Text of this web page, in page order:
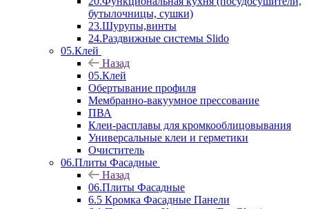
бутылочницы, сушки)
23.Шурупы,винты
24.Раздвижные системы Slido
05.Клей
Назад
05.Клей
Обертывание профиля
Мембранно-вакуумное прессование
ПВА
Клеи-расплавы для кромкооблицовывания
Универсальные клеи и герметики
Очиститель
06.Плиты Фасадные
Назад
06.Плиты Фасадные
6.5 Кромка Фасадные Панели